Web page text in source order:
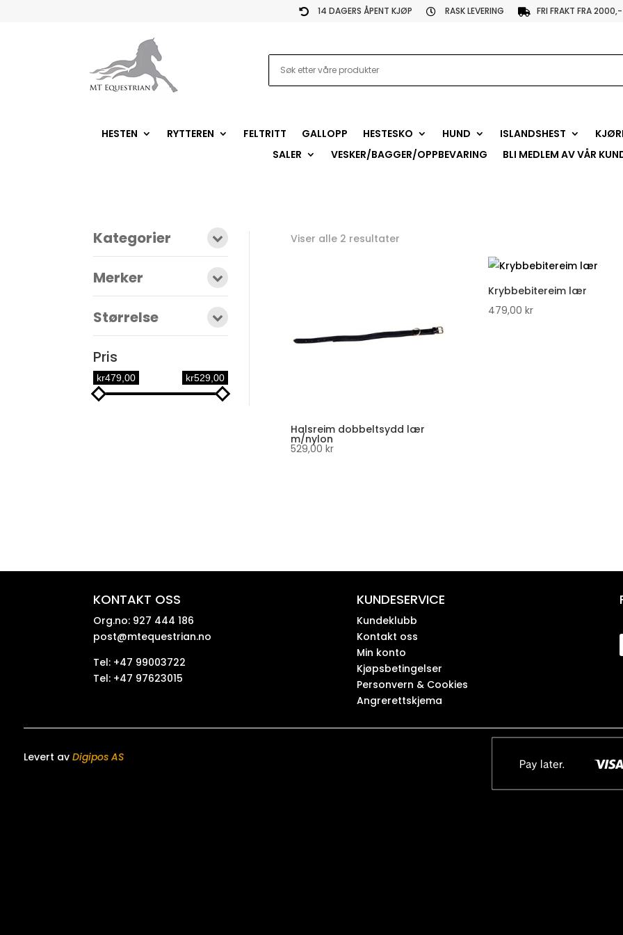
 14 DAGERS ÅPENT KJØP  RASK LEVERING  FRI FRAKT FRA 2000,-
HESTEN RYTTEREN FELTRITT GALLOPP HESTESKO HUND ISLANDSHEST
SALER
VESKER/BAGGER/OPPBEVARING BLI MEDLEM AV VÅR
Kategorier
Merker
Størrelse
Pris
kr479,00 kr529,00
Viser alle 2 resultater
Halsreim dobbeltsydd lær
m/nylon
529,00 kr
Krybbebitereim lær
479,00 kr
KONTAKT OSS
Org.no: 927 444 186
post@mtequestrian.no
Tel: +47 99003722
Tel: +47 97623015
KUNDESERVICE
Kundeklubb
Kontakt oss
Min konto
Kjøpsbetingelser
Personvern & Cookies
Angrerettskjema
Levert av Digipos AS